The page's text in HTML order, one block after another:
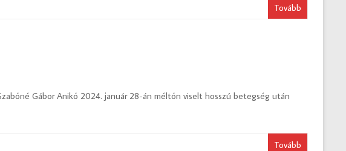
Tovább
Gábor Anikó 2024. január 28-án méltón viselt hosszú betegség után
Tovább